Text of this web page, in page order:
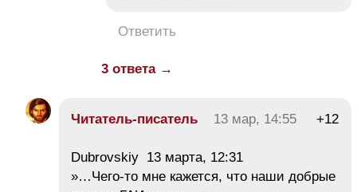
Ответить
3 ответа →
Читатель-писатель 13 мар, 14:55 +12
Dubrovskiy 13 марта, 12:31
»…Чего-то мне кажется, что наши добрые